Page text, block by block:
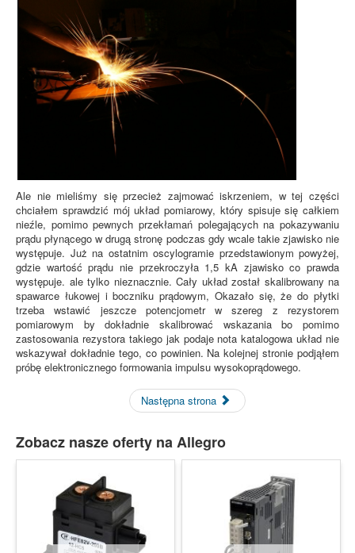
Ale nie mieliśmy się przecież zajmować iskrzeniem, w tej części
chciałem sprawdzić mój układ pomiarowy, który spisuje się całkiem
nieźle, pomimo pewnych przekłamań polegających na pokazywaniu
prądu płynącego w drugą stronę podczas gdy wcale takie zjawisko nie
występuje. Już na ostatnim oscylogramie przedstawionym powyżej,
gdzie wartość prądu nie przekroczyła 1,5 kA zjawisko co prawda
występuje. ale tylko nieznacznie. Cały układ został skalibrowany na
spawarce łukowej i boczniku prądowym, Okazało się, że do płytki
trzeba wstawić jeszcze potencjometr w szereg z rezystorem
pomiarowym by dokładnie skalibrować wskazania bo pomimo
zastosowania rezystora takiego jak podaje nota katalogowa układ nie
wskazywał dokładnie tego, co powinien. Na kolejnej stronie podjąłem
próbę elektronicznego formowania impulsu wysokoprądowego.
Następna strona
Zobacz nasze oferty na Allegro